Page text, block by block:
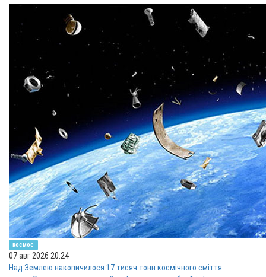
космос
07 авг 2026 20:24
Над Землею накопичилося 17 тисяч тонн космічного сміття